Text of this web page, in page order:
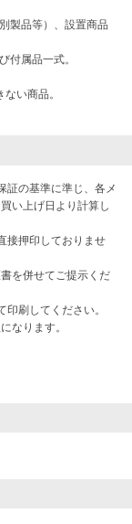
製品等）、設置商品
付属品一式。
い商品。
証の基準に準じ、各メ
い上げ日より計算し
接押印しておりませ
を併せてご提示くだ
刷してください。
なります。